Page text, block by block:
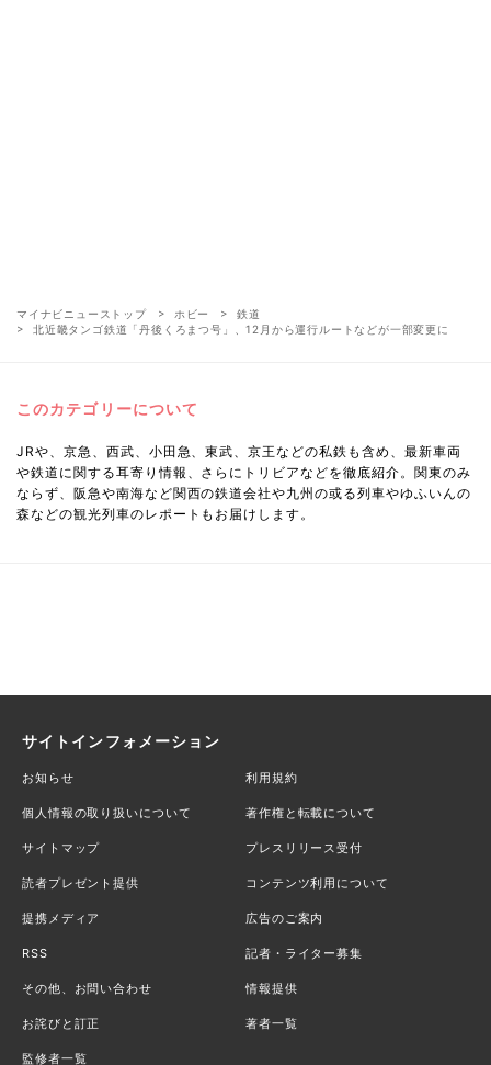
マイナビニューストップ ホビー
鉄道
北近畿タンゴ鉄道「丹後くろまつ号」、12月から運行ルートなどが一部変更に
このカテゴリーについて
JRや、京急、西武、小田急、東武、京王などの私鉄も含め、最新車両
や鉄道に関する耳寄り情報、さらにトリビアなどを徹底紹介。関東のみ
ならず、阪急や南海など関西の鉄道会社や九州の或る列車やゆふいんの
森などの観光列車のレポートもお届けします。
サイトインフォメーション
お知らせ 利用規約
個人情報の取り扱いについて 著作権と転載について
サイトマップ プレスリリース受付
読者プレゼント提供 コンテンツ利用について
提携メディア 広告のご案内
RSS 記者・ライター募集
その他、お問い合わせ 情報提供
お詫びと訂正 著者一覧
監修者一覧